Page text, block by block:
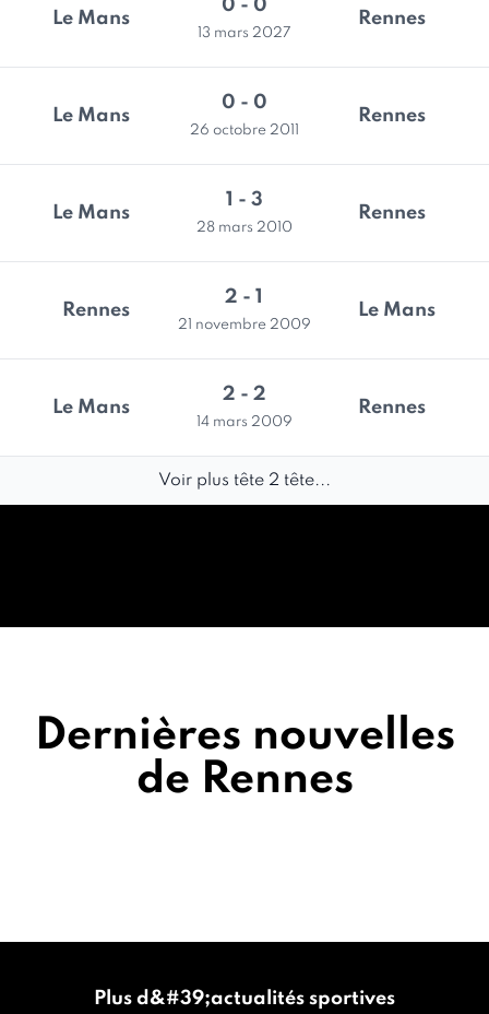
Le Mans
0 - 0
13 mars 2027
Rennes
Le Mans
0 - 0
26 octobre 2011
Rennes
Le Mans
1 - 3
28 mars 2010
Rennes
Rennes
2 - 1
21 novembre 2009
Le Mans
Le Mans
2 - 2
14 mars 2009
Rennes
Voir plus tête 2 tête...
Dernières nouvelles
de Rennes
Plus d&#39;actualités sportives